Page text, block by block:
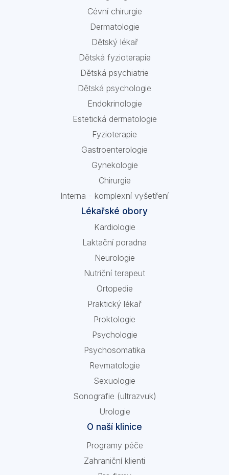
Cévní chirurgie
Dermatologie
Dětský lékař
Dětská fyzioterapie
Dětská psychiatrie
Dětská psychologie
Endokrinologie
Estetická dermatologie
Fyzioterapie
Gastroenterologie
Gynekologie
Chirurgie
Interna - komplexní vyšetření
Lékařské obory
Kardiologie
Laktační poradna
Neurologie
Nutriční terapeut
Ortopedie
Praktický lékař
Proktologie
Psychologie
Psychosomatika
Revmatologie
Sexuologie
Sonografie (ultrazvuk)
Urologie
O naší klinice
Programy péče
Zahraniční klienti